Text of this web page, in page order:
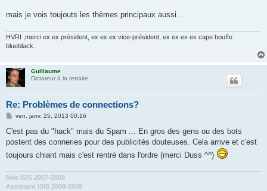
mais je vois toujouts les thèmes principaux aussi...
HVRI ,merci ex ex président, ex ex ex vice-président, ex ex ex ex cape bouffe
blueblack.
Guillaume
Dictateur à la retraite
Re: Problèmes de connections?
M
s
a
e
ven. janv. 25, 2013 00:16
C'est pas du "hack" mais du Spam ... En gros des gens ou des bots
postent des conneries pour des publicités douteuses. Cela arrive et c'est
toujours chiant mais c'est rentré dans l'ordre (merci Duss ^^)
Néo ISIS 2007-2008
Assistant ISIS 2008-2009